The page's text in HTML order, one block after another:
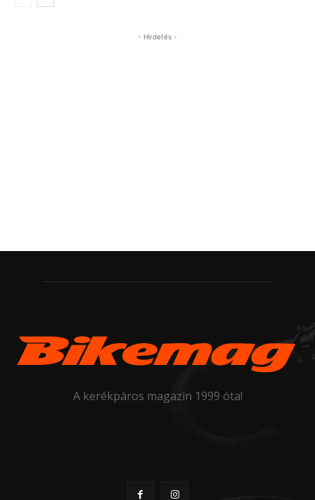
- Hirdetés -
A kerékpáros magazin 1999 óta!